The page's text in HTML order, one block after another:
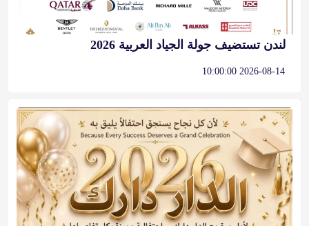
لندن تستضيف جولة الجياد العربية 2026
2026-08-14 10:00:00